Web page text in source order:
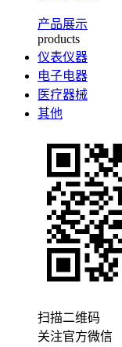
产品展示
products
仪表仪器
电子电器
医疗器械
其他
扫描二维码
关注官方微信